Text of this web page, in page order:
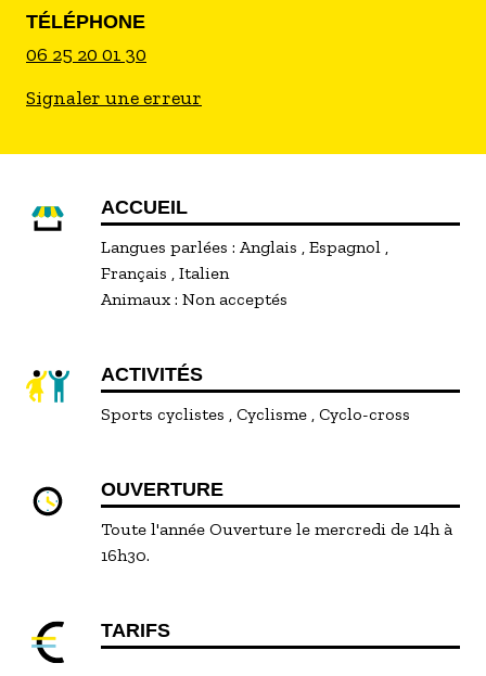
TÉLÉPHONE
06 25 20 01 30
Signaler une erreur
ACCUEIL
Langues parlées : Anglais
Espagnol
Français
Italien
Animaux : Non acceptés
ACTIVITÉS
Sports cyclistes Cyclisme Cyclo-cross
OUVERTURE
Toute l'année Ouverture le mercredi de 14h à
16h30.
TARIFS